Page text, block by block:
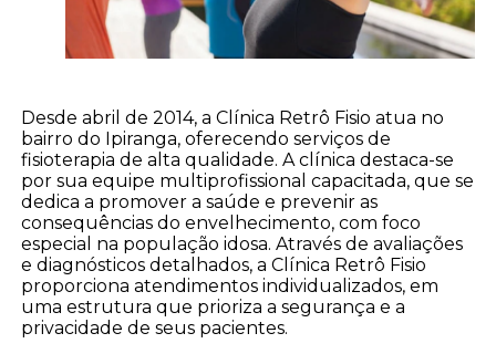
Desde abril de 2014, a Clínica Retrô Fisio atua no
bairro do Ipiranga, oferecendo serviços de
fisioterapia de alta qualidade. A clínica destaca-se
por sua equipe multiprofissional capacitada, que se
dedica a promover a saúde e prevenir as
consequências do envelhecimento, com foco
especial na população idosa. Através de avaliações
e diagnósticos detalhados, a Clínica Retrô Fisio
proporciona atendimentos individualizados, em
uma estrutura que prioriza a segurança e a
privacidade de seus pacientes.